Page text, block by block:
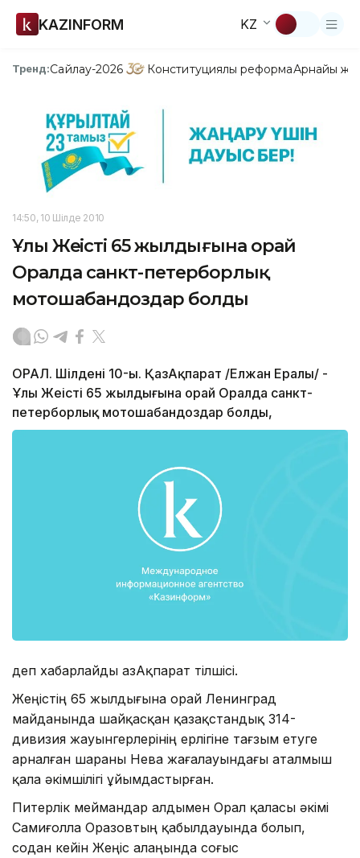
KAZINFORM KZ
Тренд:Сайлау-2026 Конституциялық реформаАрнайы
14:50, 10 Шілде 2010
Ұлы Жеңістің 65 жылдығына орай
Оралда санкт-петерборлық
мотошабандоздар болды
ОРАЛ. Шілденің 10-ы. ҚазАқпарат /Елжан Ералы/ -
Ұлы Жеңістің 65 жылдығына орай Оралда санкт-
петерборлық мотошабандоздар болды,
деп хабарлайды ҚазАқпарат тілшісі.
Жеңістің 65 жылдығына орай Ленинград
майданында шайқасқан қазақстандық 314-
дивизия жауынгерлерінің ерлігіне тағзым етуге
арналған шараны Нева жағалауындағы аталмыш
қала әкімшілігі ұйымдастырған.
Питерлік меймандар алдымен Орал қаласы әкімі
Самиғолла Оразовтың қабылдауында болып,
содан кейін Жеңіс алаңында соғыс